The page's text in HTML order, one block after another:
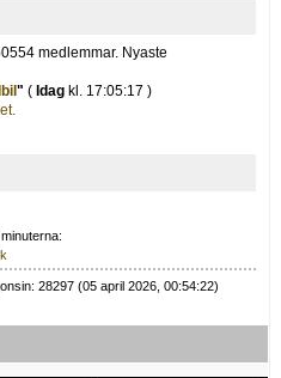
medlemmar. Nyaste
" ( Idag kl. 17:05:17 )
28297 (05 april 2026, 00:54:22)